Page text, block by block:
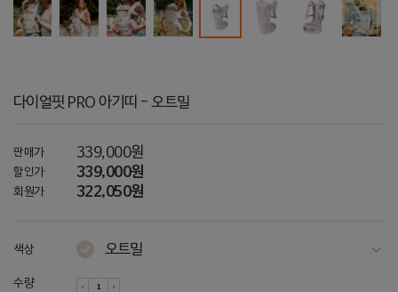
다이얼핏 PRO 아기띠 - 오트밀
판매가 339,000원
할인가 339,000원
회원가 322,050원
색상
오트밀
수량